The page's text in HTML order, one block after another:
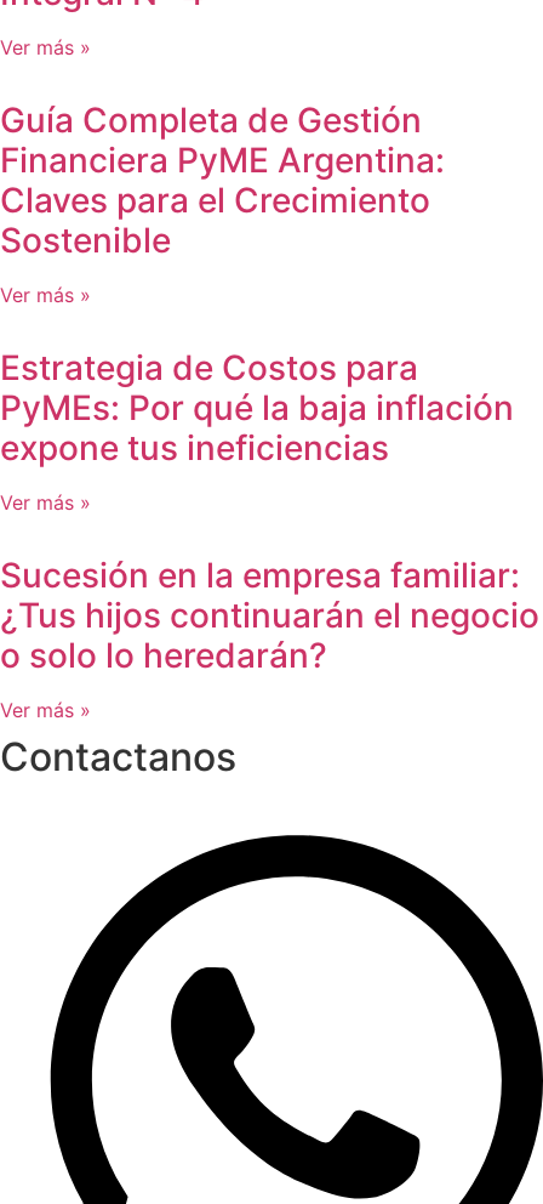
Ver más »
Guía Completa de Gestión
Financiera PyME Argentina:
Claves para el Crecimiento
Sostenible
Ver más »
Estrategia de Costos para
PyMEs: Por qué la baja inflación
expone tus ineficiencias
Ver más »
Sucesión en la empresa familiar:
¿Tus hijos continuarán el negocio
o solo lo heredarán?
Ver más »
Contactanos